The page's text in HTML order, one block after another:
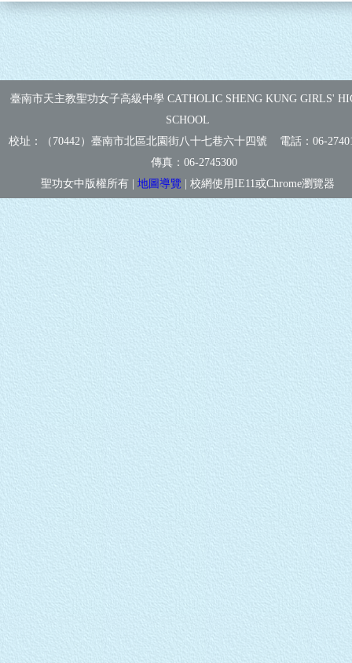
臺南市天主教聖功女子高級中學 CATHOLIC SHENG KUNG GIRLS'
SCHOOL
校址：（70442）臺南市北區北園街八十七巷六十四號 電話：06-
傳真： 06-2745300
聖功女中版權所有 | 地圖導覽 | 校網使用IE11或Chrome瀏覽器